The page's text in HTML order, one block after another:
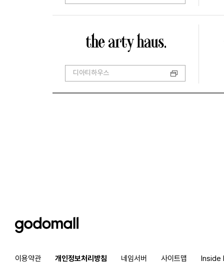
디아티하우스
godomall
이용약관 개인정보처리방침 네임서버 사이트맵 Inside